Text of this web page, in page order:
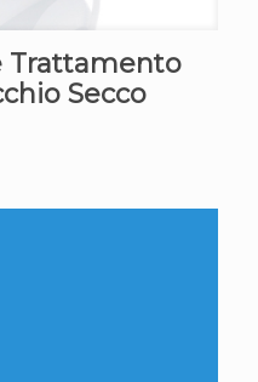
Trattamento
Secco